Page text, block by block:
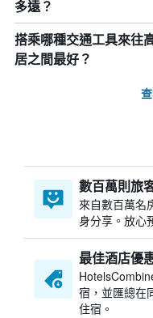
多遠？
搭乘哪種交通工具來往
居之間最好？
數百萬則旅
來自數百萬名
身分享。放心
最佳酒店優
宿，並匯總在
住宿。